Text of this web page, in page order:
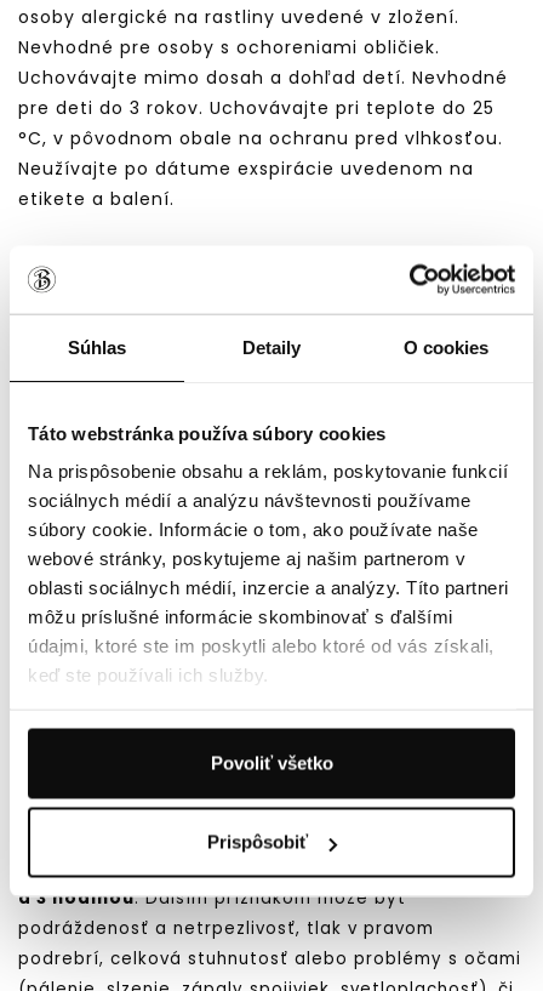
Súhlas Detaily O cookies
Táto webstránka používa súbory cookies
Na prispôsobenie obsahu a reklám, poskytovanie funkcií
sociálnych médií a analýzu návštevnosti používame
súbory cookie. Informácie o tom, ako používate naše
webové stránky, poskytujeme aj našim partnerom v
oblasti sociálnych médií, inzercie a analýzy. Títo partneri
môžu príslušné informácie skombinovať s ďalšími
údajmi, ktoré ste im poskytli alebo ktoré od vás získali,
keď ste používali ich služby.
Povoliť všetko
Prispôsobiť
osoby alergické na rastliny uvedené v zložení.
Nevhodné pre osoby s ochoreniami obličiek.
Uchovávajte mimo dosah a dohľad detí. Nevhodné
pre deti do 3 rokov. Uchovávajte pri teplote do 25
°C, v pôvodnom obale na ochranu pred vlhkosťou.
Neužívajte po dátume exspirácie uvedenom na
etikete a balení.
DOBRÝ TIP: Prečítajte si zásady bezpečného
užívania esenciálnych olejov BENEDICTUS
Pečeň patrí medzi najdôležitejšie orgány
ľudského tela. Je to najväčšia žľaza s vonkajším
vylučovaním.
Príznaky poškodenia pečenesú svrbenie kože,
chronická únava,
a 3 hodinou. Ďalším príznakom môže byť
podráždenosť a netrpezlivosť, tlak v pravom
podrebrí, celková stuhnutosť alebo problémy s očami